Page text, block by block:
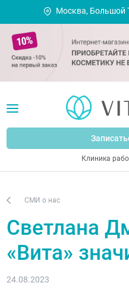
Москва, Большой
Клиника
СМИ о нас
Светлана
«Вита»
24.08.2023